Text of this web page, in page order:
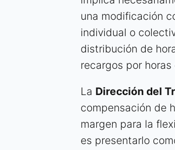
una modificación
individual o
distribución de
recargos por
La Dirección del
compensación de
margen para la
es presentarlo